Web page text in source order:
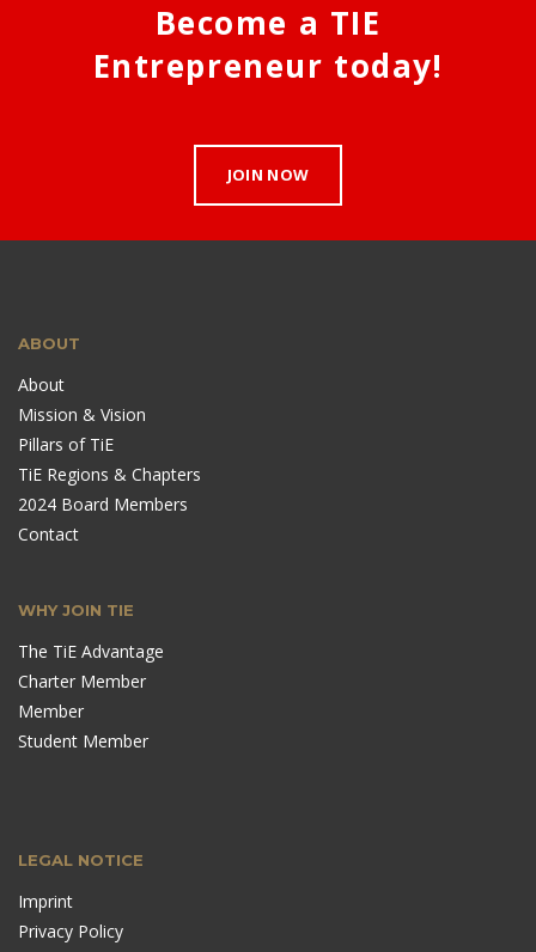
Become a TIE
Entrepreneur today!
JOIN NOW
ABOUT
About
Mission & Vision
Pillars of TiE
TiE Regions & Chapters
2024 Board Members
Contact
WHY JOIN TIE
The TiE Advantage
Charter Member
Member
Student Member
LEGAL NOTICE
Imprint
Privacy Policy